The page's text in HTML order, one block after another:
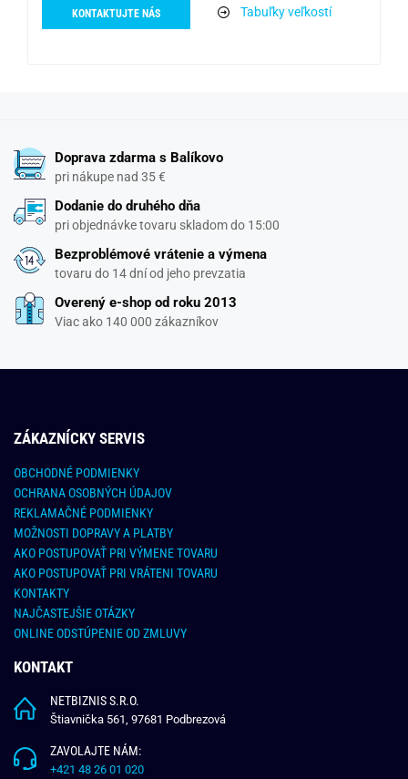
KONTAKTUJTE NÁS
Tabuľky veľkostí
Doprava zdarma s Balíkovo
pri nákupe nad 35 €
Dodanie do druhého dňa
pri objednávke tovaru skladom do 15:00
Bezproblémové vrátenie a výmena
tovaru do 14 dní od jeho prevzatia
Overený e-shop od roku 2013
Viac ako 140 000 zákazníkov
ZÁKAZNÍCKY SERVIS
OBCHODNÉ PODMIENKY
OCHRANA OSOBNÝCH ÚDAJOV
REKLAMAČNÉ PODMIENKY
MOŽNOSTI DOPRAVY A PLATBY
AKO POSTUPOVAŤ PRI VÝMENE TOVARU
AKO POSTUPOVAŤ PRI VRÁTENI TOVARU
KONTAKTY
NAJČASTEJŠIE OTÁZKY
ONLINE ODSTÚPENIE OD ZMLUVY
KONTAKT
NETBIZNIS S.R.O.
Štiavnička 561, 97681 Podbrezová
ZAVOLAJTE NÁM:
+421 48 26 01 020